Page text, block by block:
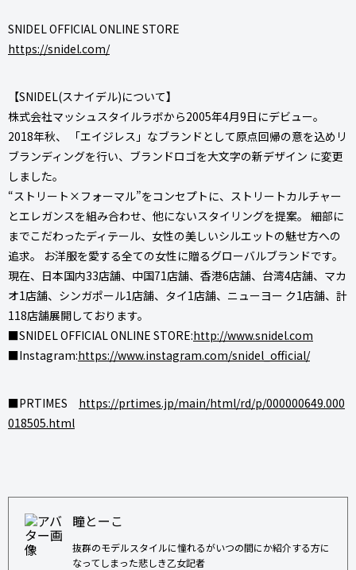
SNIDEL OFFICIAL ONLINE STORE
https://snidel.com/
【SNIDEL(スナイデル)について】
株式会社マッシュスタイルラボから2005年4月9日にデビュー。
2018年秋、 「エイジレス」なブランドとして原点回帰の意を込めリ
ブランディングを行い、ブランドロゴを大文字の新デザイン に変更
しました。
“ストリート×フォーマル”をコンセプトに、ストリートカルチャー
とエレガンスを組み合わせ、他にないスタイリングを提案。 細部に
までこだわったディテール、女性の美しいシルエットの魅せ方への
追求。 お洋服を愛する全ての女性に贈るグローバルブランドです。
現在、日本国内33店舗、中国71店舗、香港6店舗、台湾4店舗、マカ
オ1店舗、シンガポール1店舗、タイ1店舗、ニューヨー ク1店舗、計
118店舗展開しております。
■SNIDEL OFFICIAL ONLINE STORE:http://www.snidel.com
■Instagram:https://www.instagram.com/snidel_official/
■PRTIMES https://prtimes.jp/main/html/rd/p/000000649.000
018505.html
瞳とーこ
抜群のモデルスタイルに憧れるがいつの間にか紹介する方に
なってしまった悲しき乙女記者